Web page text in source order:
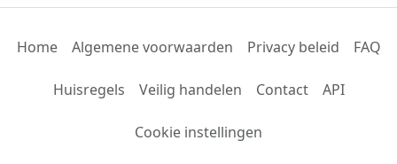
Home Algemene voorwaarden Privacy beleid FAQ
Huisregels Veilig handelen Contact API
Cookie instellingen